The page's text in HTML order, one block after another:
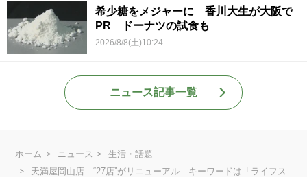
希少糖をメジャーに 香川大生が大阪で
PR ドーナツの試食も
2026/8/8(土)10:24
ニュース記事一覧
ホーム ニュース
生活・話題
天満屋岡山店 “27店”がリニューアル キーワードは「ライフス